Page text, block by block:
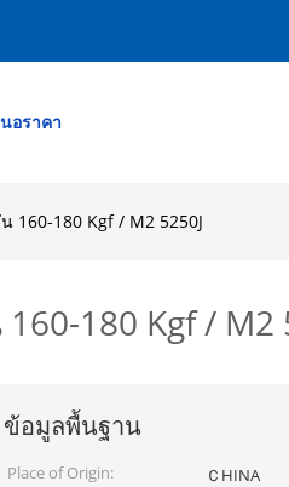
อราคา
160-180 Kgf / M2 5250J
180 Kgf / M2
ข้อมูลพื้นฐาน
Place of Origin:
ＣHINA